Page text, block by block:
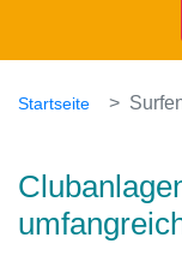
Startseite